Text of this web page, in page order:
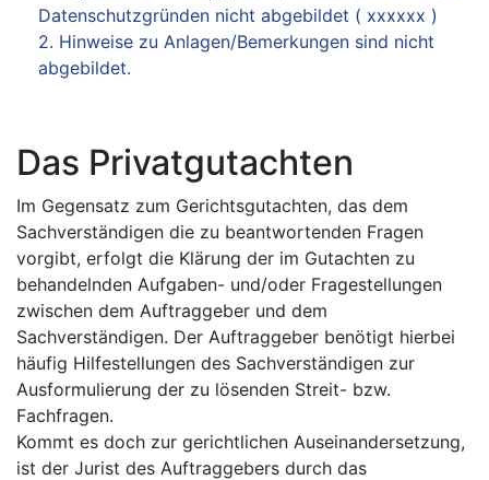
Datenschutzgründen nicht abgebildet ( xxxxxx )
2. Hinweise zu Anlagen/Bemerkungen sind nicht
abgebildet.
Das Privatgutachten
Im Gegensatz zum Gerichtsgutachten, das dem
Sachverständigen die zu beantwortenden Fragen
vorgibt, erfolgt die Klärung der im Gutachten zu
behandelnden Aufgaben- und/oder Fragestellungen
zwischen dem Auftraggeber und dem
Sachverständigen. Der Auftraggeber benötigt hierbei
häufig Hilfestellungen des Sachverständigen zur
Ausformulierung der zu lösenden Streit- bzw.
Fachfragen.
Kommt es doch zur gerichtlichen Auseinandersetzung,
ist der Jurist des Auftraggebers durch das